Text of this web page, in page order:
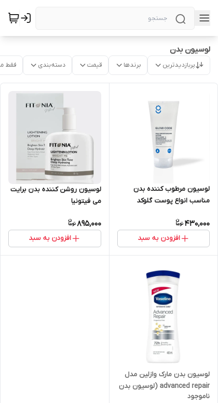
لوسیون بدن
پربازدیدترین برندها قیمت دسته‌بندی فقط
لوسیون مرطوب کننده بدن
مناسب انواع پوست گلوکد
430,000
افزودن به سبد
لوسیون روشن کننده بدن برایت
می فیتونیا
895,000
افزودن به سبد
لوسیون بدن مارک وازلین مدل
advanced repair (لوسیون بدن
وازلین )
ناموجود